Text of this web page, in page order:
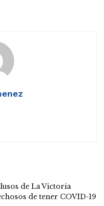
de La Victoria
de tener COVID-19